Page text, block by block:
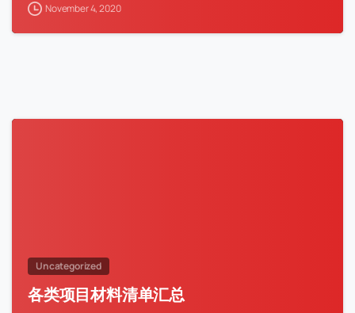
November 4, 2020
Uncategorized
各类项目材料清单汇总